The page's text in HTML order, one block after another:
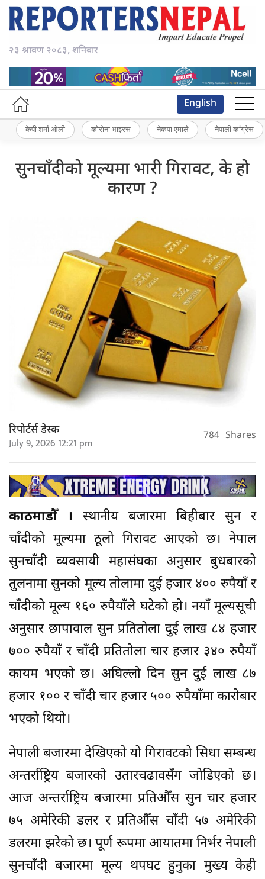
२३ श्रावण २०८३, शनिबार
English
केपी शर्मा ओली कोरोना भाइरस नेकपा एमाले नेपाली कांग्रेस
सुनचाँदीको मूल्यमा भारी गिरावट, के हो
कारण ?
रिपोर्टर्स डेस्क
July 9, 2026 12:21 pm 784 Shares
काठमाडौँ । स्थानीय बजारमा बिहीबार सुन र
चाँदीको मूल्यमा ठूलो गिरावट आएको छ। नेपाल
सुनचाँदी व्यवसायी महासंघका अनुसार बुधबारको
तुलनामा सुनको मूल्य तोलामा दुई हजार ४०० रुपैयाँ र
चाँदीको मूल्य १६० रुपैयाँले घटेको हो। नयाँ मूल्यसूची
अनुसार छापावाल सुन प्रतितोला दुई लाख ८४ हजार
७०० रुपैयाँ र चाँदी प्रतितोला चार हजार ३४० रुपैयाँ
कायम भएको छ। अघिल्लो दिन सुन दुई लाख ८७
हजार १०० र चाँदी चार हजार ५०० रुपैयाँमा कारोबार
भएको थियो।
नेपाली बजारमा देखिएको यो गिरावटको सिधा सम्बन्ध
अन्तर्राष्ट्रिय बजारको उतारचढावसँग जोडिएको छ।
आज अन्तर्राष्ट्रिय बजारमा प्रतिऔँस सुन चार हजार
७५ अमेरिकी डलर र प्रतिऔँस चाँदी ५७ अमेरिकी
डलरमा झरेको छ। पूर्ण रूपमा आयातमा निर्भर नेपाली
सुनचाँदी बजारमा मूल्य थपघट हुनुका मुख्य केही